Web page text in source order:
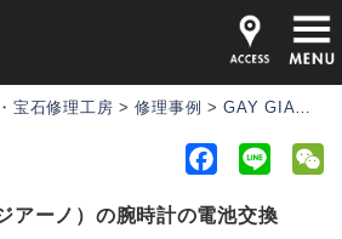
宝石修理工房 >修理事例 >GAY GIANO（ゲイジアーノ）の腕時計の電池交換
c
n
アーノ）の腕時計の電池交換